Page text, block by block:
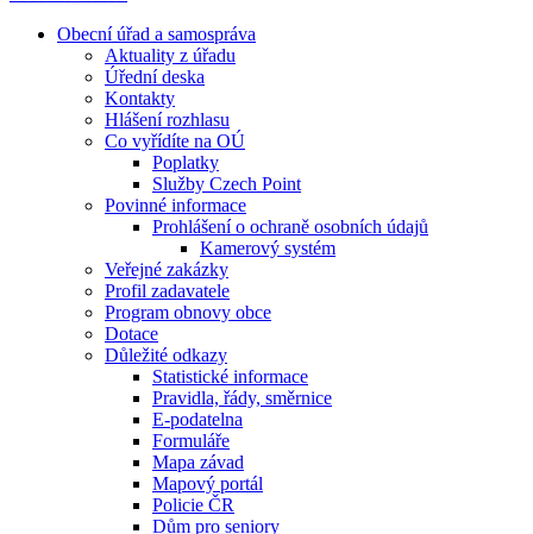
Obecní úřad a samospráva
Aktuality z úřadu
Úřední deska
Kontakty
Hlášení rozhlasu
Co vyřídíte na OÚ
Poplatky
Služby Czech Point
Povinné informace
Prohlášení o ochraně osobních údajů
Kamerový systém
Veřejné zakázky
Profil zadavatele
Program obnovy obce
Dotace
Důležité odkazy
Statistické informace
Pravidla, řády, směrnice
E-podatelna
Formuláře
Mapa závad
Mapový portál
Policie ČR
Dům pro seniory